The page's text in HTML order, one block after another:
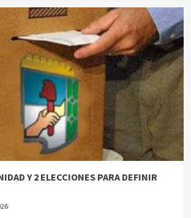
Y 2 ELECCIONES PARA DEFINIR